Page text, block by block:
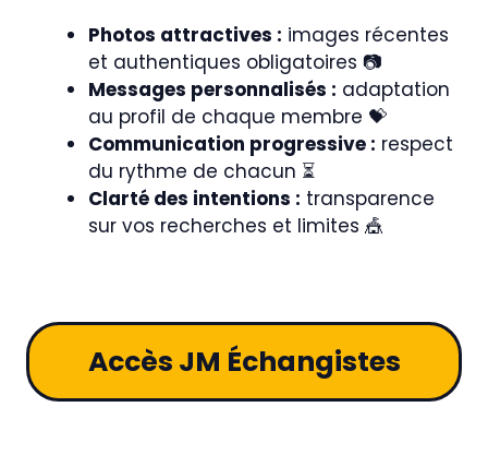
Photos attractives : images récentes
et authentiques obligatoires 📷
Messages personnalisés : adaptation
au profil de chaque membre 💝
Communication progressive : respect
du rythme de chacun ⏳
Clarté des intentions : transparence
sur vos recherches et limites 🎪
Accès JM Échangistes